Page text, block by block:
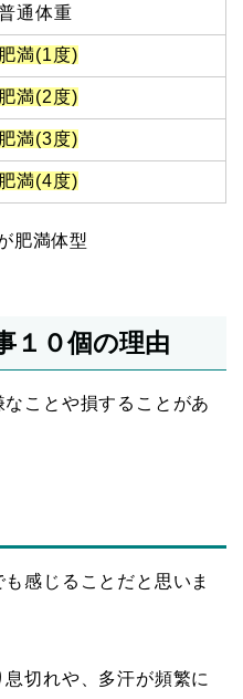
通体重
肥満(1度)
肥満(2度)
肥満(3度)
肥満(4度)
肥満体型
１０個の理由
ことや損することがあ
感じることだと思いま
切れや、多汗が頻繁に